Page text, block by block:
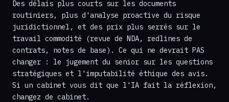
Des délais plus courts sur les documents
routiniers, plus d'analyse proactive du risque
juridictionnel, et des prix plus serrés sur le
travail commodité (revue de NDA, redlines de
contrats, notes de base). Ce qui ne devrait PAS
changer : le jugement du senior sur les questions
stratégiques et l'imputabilité éthique des avis.
Si un cabinet vous dit que l'IA fait la réflexion,
changez de cabinet.